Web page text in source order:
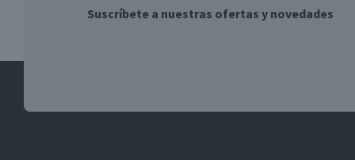
Suscríbete a nuestras ofertas y novedades